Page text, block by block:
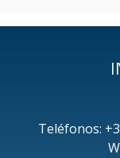
Teléfonos: